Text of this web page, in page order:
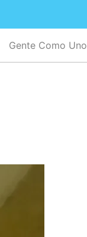
Gente Como Uno